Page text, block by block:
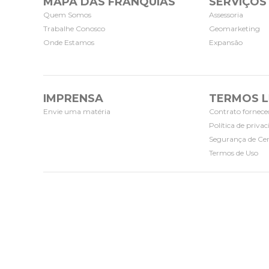
Quem Somos
Trabalhe Conosco
Onde Estamos
Assessoria
Geomarketing
Expansão
IMPRENSA
Envie uma matéria
TERMOS
Contrato
Política de
Segurança de
Termos de Uso